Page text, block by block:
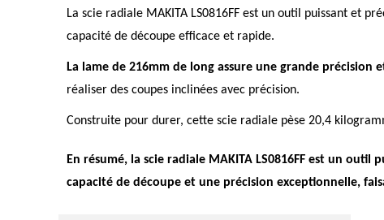
La scie radiale MAKITA LS0816FF est un outil puissant et
capacité de découpe efficace et rapide.
La lame de 216mm de long assure une grande précision
réaliser des coupes inclinées avec précision.
Construite pour durer, cette scie radiale pèse 20,4
En résumé, la scie radiale MAKITA LS0816FF est un
capacité de découpe et une précision exceptionnelle,